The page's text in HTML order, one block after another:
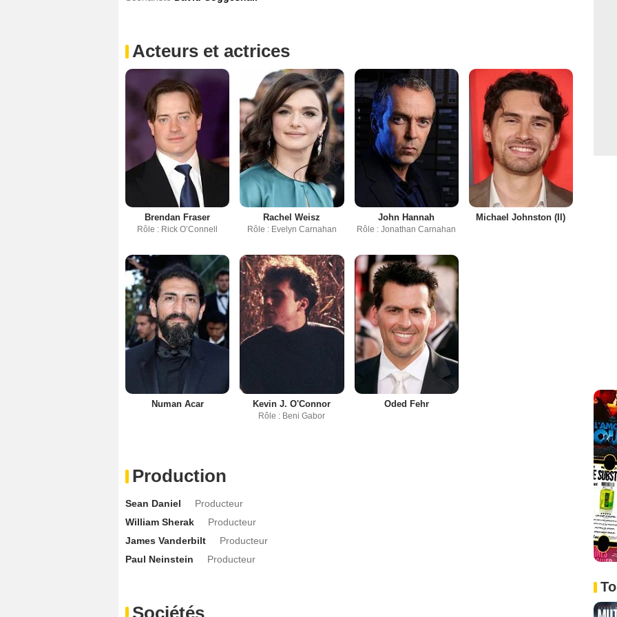
Acteurs et actrices
Brendan Fraser
Rôle : Rick O’Connell
Rachel Weisz
Rôle : Evelyn Carnahan
John Hannah
Rôle : Jonathan Carnahan
Michael Johnston (II)
Numan Acar Kevin J. O'Connor
Rôle : Beni Gabor
Oded Fehr
Production
Sean Daniel
Producteur
William Sherak
Producteur
James Vanderbilt
Producteur
Paul Neinstein
Producteur
Sociétés